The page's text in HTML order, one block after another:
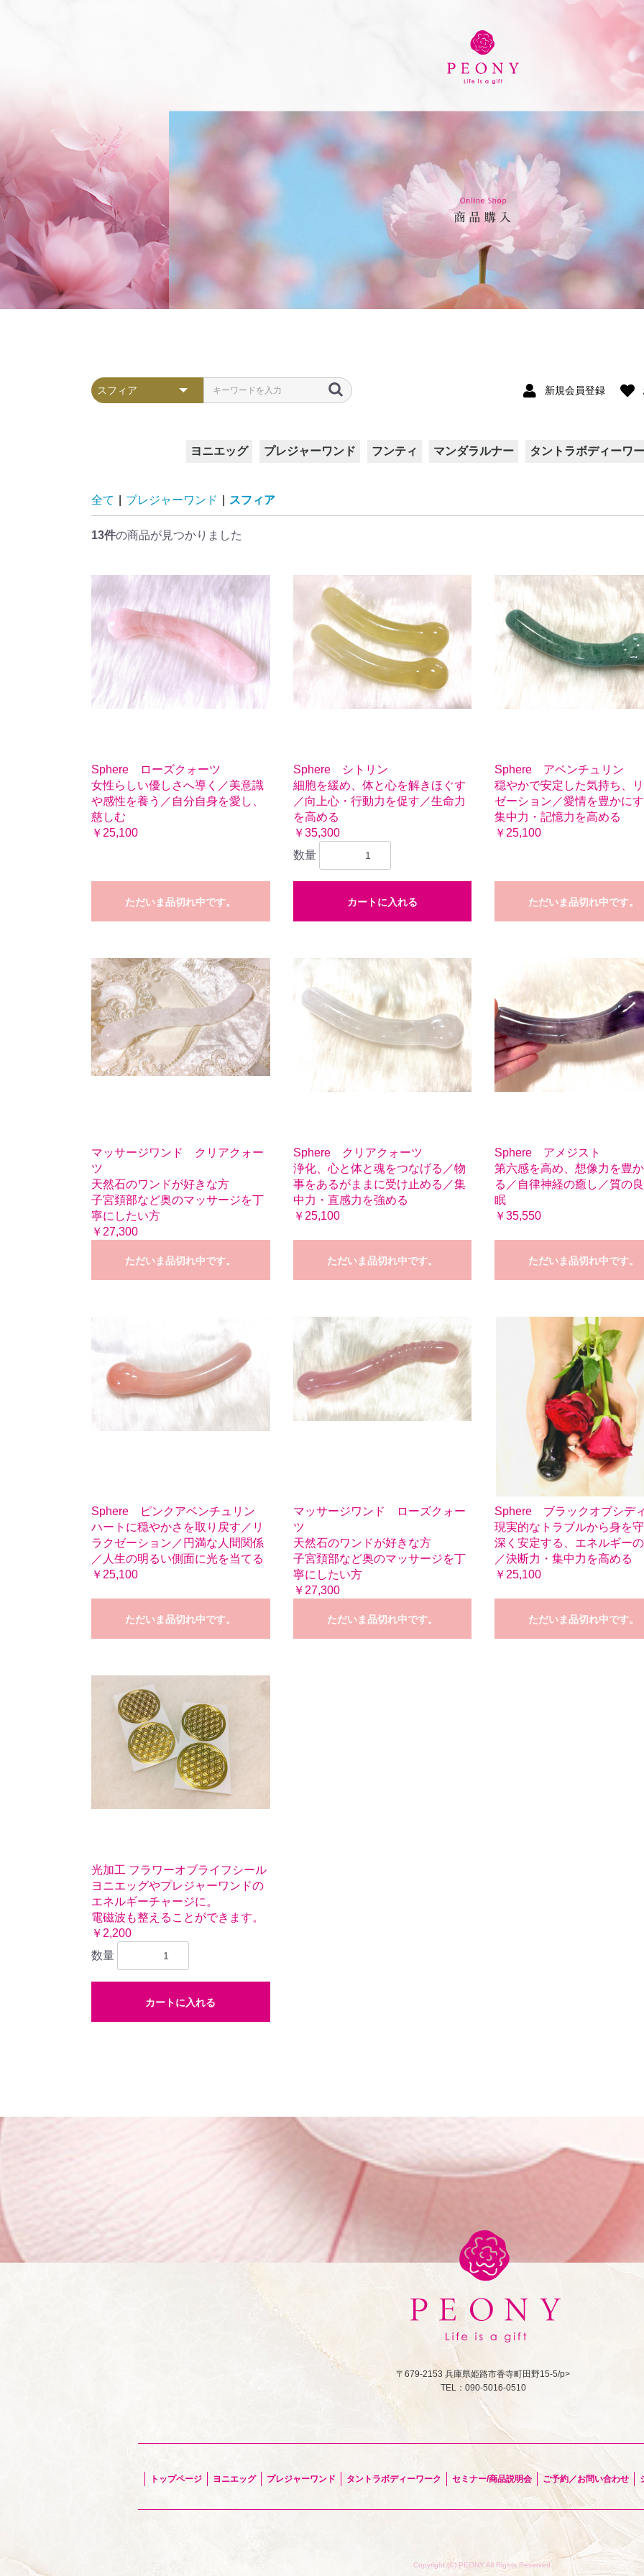
新規会員登録
ヨニエッグ プレジャーワンド フンティ マンダラルナー タントラボディーワ
全て プレジャーワンド スフィア
13件の商品が見つかりました
Sphere ローズクォーツ
女性らしい優しさへ導く／美意識
や感性を養う／自分自身を愛し、
慈しむ
￥25,100
ただいま品切れ中です。
Sphere シトリン
細胞を緩め、体と心を解きほぐす
／向上心・行動力を促す／生命力
を高める
￥35,300
数量
カートに入れる
Sphere アベンチュリン
穏やかで安定した気持ち、
ゼーション／愛情を豊かに
集中力・記憶力を高める
￥25,100
ただいま品切れ中です。
マッサージワンド クリアクォー
ツ
天然石のワンドが好きな方
子宮頚部など奥のマッサージを丁
寧にしたい方
￥27,300
ただいま品切れ中です。
Sphere クリアクォーツ
浄化、心と体と魂をつなげる／物
事をあるがままに受け止める／集
中力・直感力を強める
￥25,100
ただいま品切れ中です。
Sphere アメジスト
第六感を高め、想像力を豊
る／自律神経の癒し／質の
眠
￥35,550
ただいま品切れ中です。
Sphere ピンクアベンチュリン
ハートに穏やかさを取り戻す／リ
ラクゼーション／円満な人間関係
／人生の明るい側面に光を当てる
￥25,100
ただいま品切れ中です。
マッサージワンド ローズクォー
ツ
天然石のワンドが好きな方
子宮頚部など奥のマッサージを丁
寧にしたい方
￥27,300
ただいま品切れ中です。
Sphere ブラックオブシデ
現実的なトラブルから身を
深く安定する、エネルギー
／決断力・集中力を高める
￥25,100
ただいま品切れ中です。
光加工 フラワーオブライフシール
ヨニエッグやプレジャーワンドの
エネルギーチャージに。
電磁波も整えることができます。
￥2,200
数量
カートに入れる
トップページ ヨニエッグ プレジャーワンド タントラボディーワーク セミナー/商品説明会 ご予約／お問い合わせ
〒679-2153 兵庫県姫路市香寺町田野15-5/p>
TEL：090-5016-0510
Copyright (C) PEONY All Rights Reserved.